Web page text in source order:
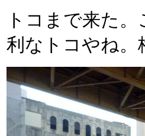
トコまで来た
利なトコやね。